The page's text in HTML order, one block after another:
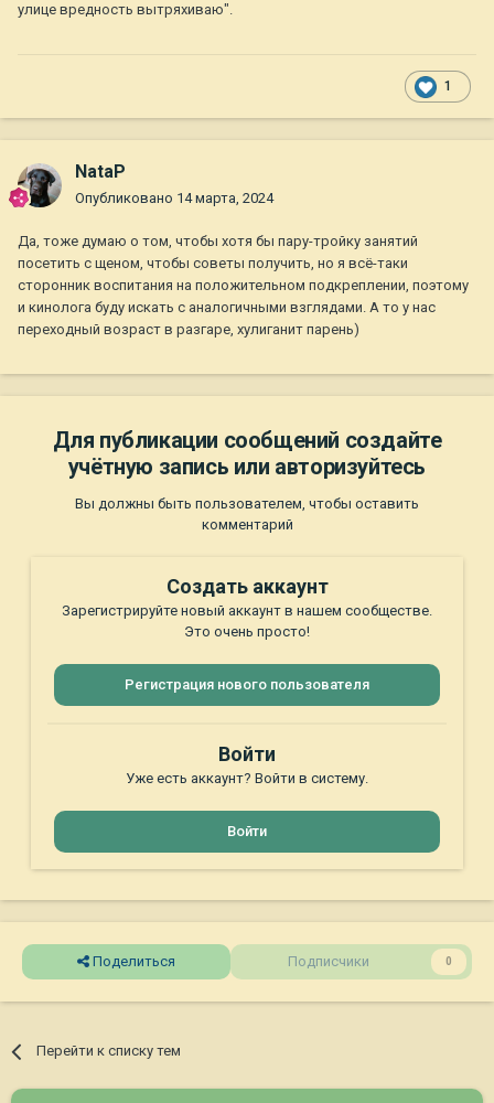
улице вредность вытряхиваю".
1
NataP
Опубликовано 14 марта, 2024
Да, тоже думаю о том, чтобы хотя бы пару-тройку занятий
посетить с щеном, чтобы советы получить, но я всё-таки
сторонник воспитания на положительном подкреплении, поэтому
и кинолога буду искать с аналогичными взглядами. А то у нас
переходный возраст в разгаре, хулиганит парень)
Для публикации сообщений создайте
учётную запись или авторизуйтесь
Вы должны быть пользователем, чтобы оставить
комментарий
Создать аккаунт
Зарегистрируйте новый аккаунт в нашем сообществе.
Это очень просто!
Регистрация нового пользователя
Войти
Уже есть аккаунт? Войти в систему.
Войти
Поделиться Подписчики 0
Перейти к списку тем